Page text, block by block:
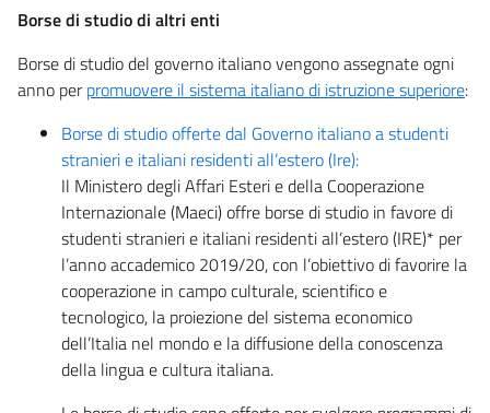
Borse di studio di altri enti
Borse di studio del governo italiano vengono assegnate ogni
anno perpromuovere il sistema italiano di istruzione superiore:
Borse di studio offerte dal Governo italiano a studenti
stranieri e italiani residenti all’estero (Ire):
Il Ministero degli Affari Esteri e della Cooperazione
Internazionale (Maeci) offre borse di studio in favore di
studenti stranieri e italiani residenti all’estero (IRE)* per
l’anno accademico 2019/20, con l’obiettivo di favorire la
cooperazione in campo culturale, scientifico e
tecnologico, la proiezione del sistema economico
dell’Italia nel mondo e la diffusione della conoscenza
della lingua e cultura italiana.